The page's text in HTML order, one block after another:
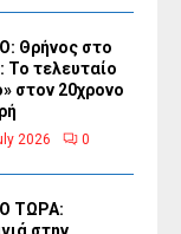
Θρήνος στο
Το τελευταίο
στον 20χρονο
2026 0
ΤΩΡΑ: